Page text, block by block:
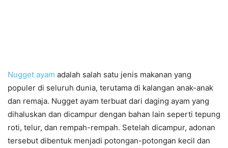
Nugget ayam adalah salah satu jenis makanan yang
populer di seluruh dunia, terutama di kalangan anak-anak
dan remaja. Nugget ayam terbuat dari daging ayam yang
dihaluskan dan dicampur dengan bahan lain seperti tepung
roti, telur, dan rempah-rempah. Setelah dicampur, adonan
tersebut dibentuk menjadi potongan-potongan kecil dan